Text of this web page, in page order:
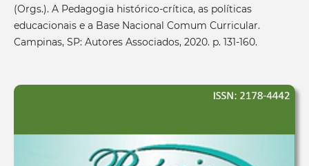
(Orgs.). A Pedagogia histórico-crítica, as políticas
educacionais e a Base Nacional Comum Curricular.
Campinas, SP: Autores Associados, 2020. p. 131-160.